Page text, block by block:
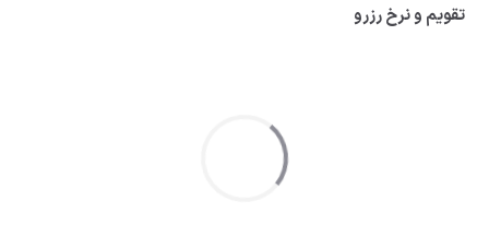
تقویم و نرخ رزرو